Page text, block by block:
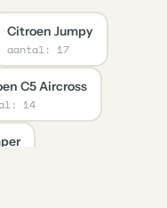
Citroen Jumpy
aantal: 17
C5 Aircross
14